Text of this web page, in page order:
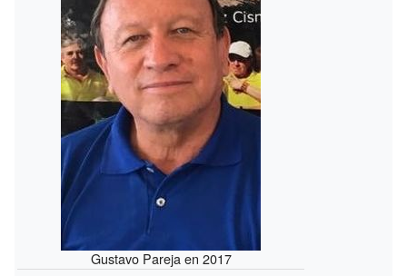
Gustavo Pareja en 2017